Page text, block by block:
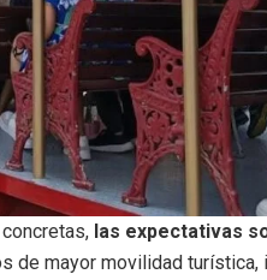
las expectativas
de mayor movilidad